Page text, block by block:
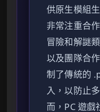
供原生模組
非常注重合
冒險和解謎
以及團隊合
制了傳統的
入，以防止
而，PC 遊戲